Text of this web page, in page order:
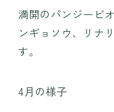
満開のパンジービ
ンギョソウ、リナ
す。
4月の様子